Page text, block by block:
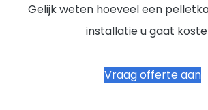
Gelijk weten hoeveel een
installatie u gaat
Vraag offerte aan